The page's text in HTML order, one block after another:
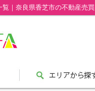
｜奈良県香芝市の不動産売